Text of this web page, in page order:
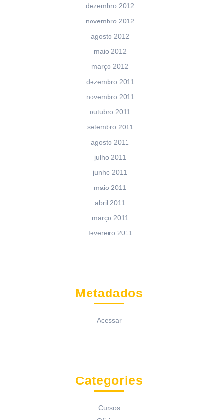
dezembro 2012
novembro 2012
agosto 2012
maio 2012
março 2012
dezembro 2011
novembro 2011
outubro 2011
setembro 2011
agosto 2011
julho 2011
junho 2011
maio 2011
abril 2011
março 2011
fevereiro 2011
Metadados
Acessar
Categories
Cursos